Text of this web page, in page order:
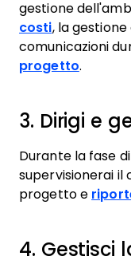
gestione
costi, la
comunicazioni
progetto.
3. Dirigi e
Durante la fase
supervisionerai
progetto e
4. Gestisci